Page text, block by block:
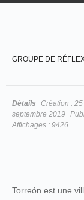
GROUPE DE
Détails Création : 25
septembre 2019
Affichages : 9426
Torreón est une